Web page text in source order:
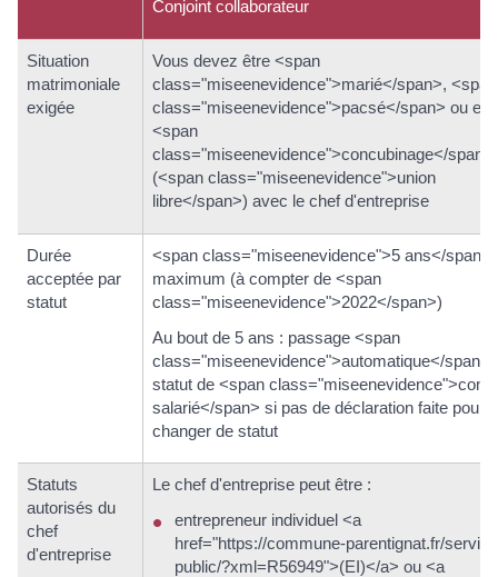
Conjoint collaborateur
Situation
matrimoniale
exigée
Vous devez être <span
class="miseenevidence">marié</span>, <span
class="miseenevidence">pacsé</span> ou en
<span
class="miseenevidence">concubinage</span>
(<span class="miseenevidence">union
libre</span>) avec le chef d'entreprise
Durée
acceptée par
statut
<span class="miseenevidence">5 ans</span>
maximum (à compter de <span
class="miseenevidence">2022</span>)
Au bout de 5 ans : passage <span
class="miseenevidence">automatique</span>
statut de <span
salarié</span> si pas de déclaration faite pour
changer de statut
Statuts
autorisés du
chef
d'entreprise
Le chef d'entreprise peut être :
entrepreneur individuel <a
href="https://commune-parentignat.fr/
public/?xml=R56949">(EI)</a> ou <a